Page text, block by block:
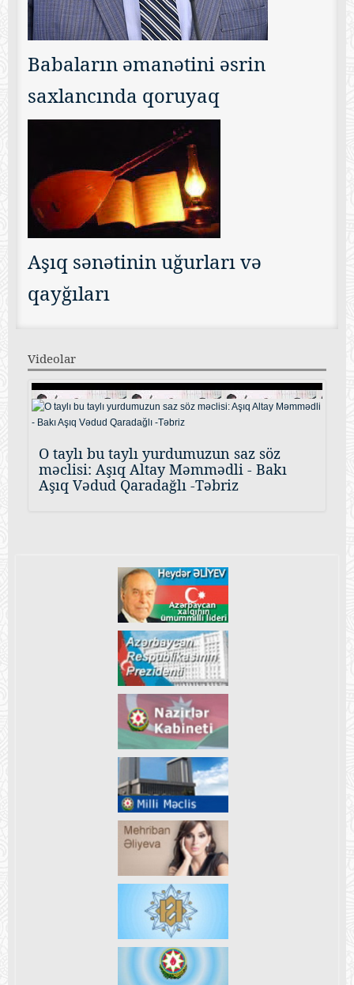
Babaların əmanətini əsrin
saxlancında qoruyaq
Aşıq sənətinin uğurları və
qayğıları
Videolar
O taylı bu taylı yurdumuzun saz söz
məclisi: Aşıq Altay Məmmədli - Bakı
Aşıq Vədud Qaradağlı -Təbriz